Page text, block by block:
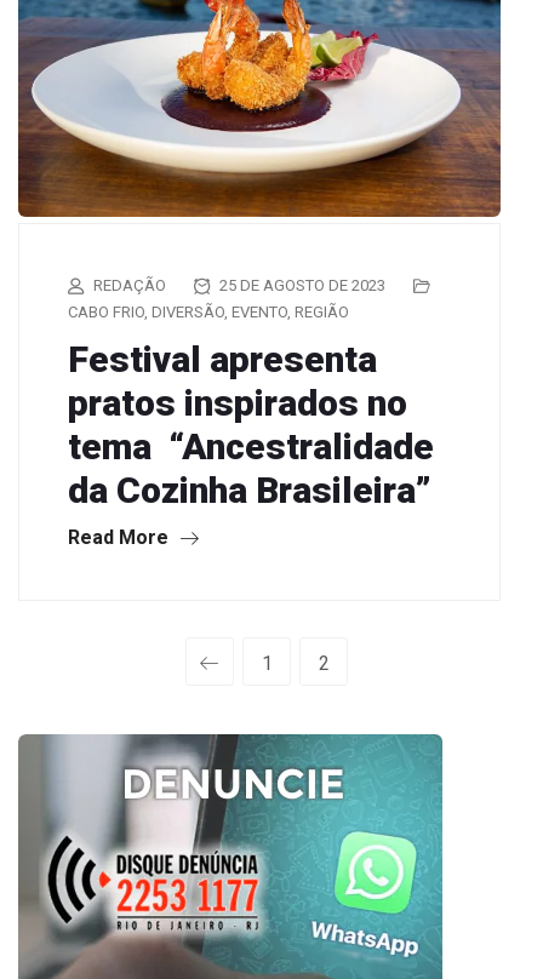
REDAÇÃO
25 DE AGOSTO DE 2023
CABO FRIO, DIVERSÃO, EVENTO, REGIÃO
Festival apresenta
pratos inspirados no
tema “Ancestralidade
da Cozinha Brasileira”
Read More
1 2